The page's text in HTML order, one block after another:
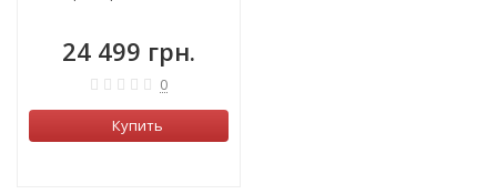
24 499 грн.
0
Купить